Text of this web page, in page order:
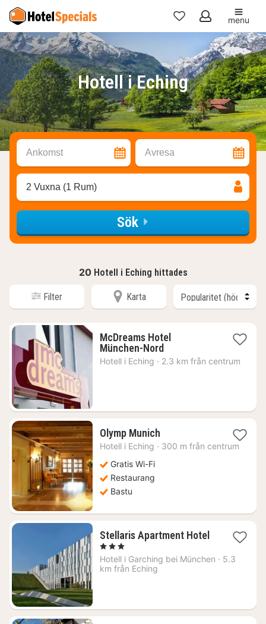
Mina
favoriter
menu
Hotell i Eching
Ankomst Avresa
2 Vuxna (1 Rum)
Sök
20 Hotell i Eching hittades
Filter Karta
McDreams Hotel
München-Nord1
natt
Hotell i Eching · 2.3 km från centrum
Olymp Munich1
natt
Hotell i Eching · 300 m från centrum
Gratis Wi-Fi
Restaurang
Bastu
Stellaris Apartment Hotel
1
natt
från
, 3 Stjärnor
Hotell i Garching bei München · 5.3
km från Eching